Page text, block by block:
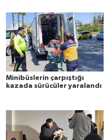
Minibüslerin çarpıştığı
kazada sürücüler yaralandı